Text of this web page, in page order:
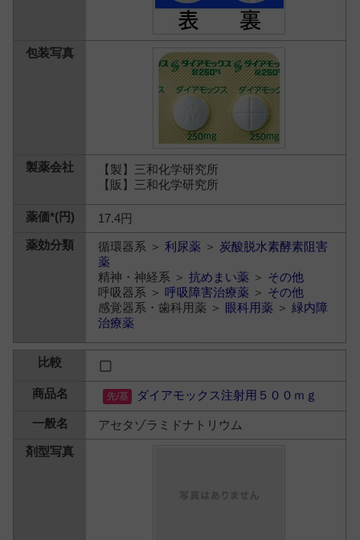
【製】三和化学研究所
【販】三和化学研究所
17.4円
循環器系 ＞利尿薬 ＞ 炭酸脱水素酵素阻害
薬
精神・神経系 ＞抗めまい薬 ＞ その他
呼吸器系 ＞呼吸障害治療薬 ＞ その他
感覚器系・歯科用薬 ＞ 眼科用薬 ＞緑内障
治療薬
ダイアモックス注射用５００ｍｇ
アセタゾラミドナトリウム